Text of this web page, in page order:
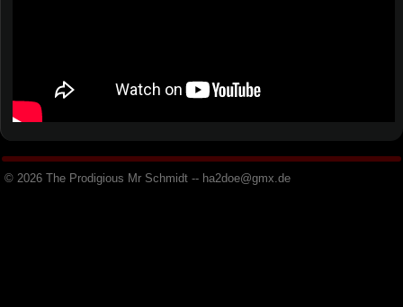
© 2026 The Prodigious Mr Schmidt -- ha2doe@gmx.de